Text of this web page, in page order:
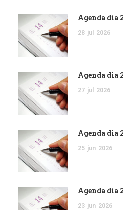
Agenda dia
28 jul 2026
Agenda dia
27 jul 2026
Agenda dia
25 jun 2026
Agenda dia
23 jun 2026